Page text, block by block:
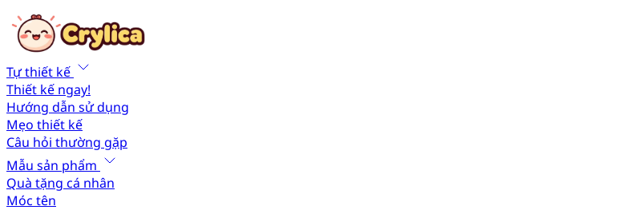
Tự thiết kế
Thiết kế ngay!
Hướng dẫn sử dụng
Mẹo thiết kế
Câu hỏi thường gặp
Mẫu sản phẩm
Quà tặng cá nhân
Móc tên